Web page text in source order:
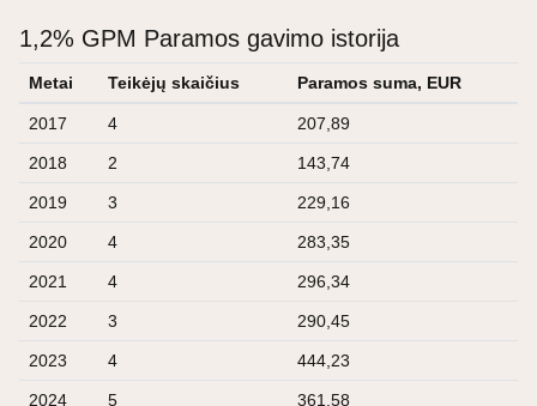
1,2% GPM Paramos gavimo istorija
Metai Teikėjų skaičius Paramos suma, EUR
2017 4 207,89
2018 2 143,74
2019 3 229,16
2020 4 283,35
2021 4 296,34
2022 3 290,45
2023 4 444,23
2024 5 361,58